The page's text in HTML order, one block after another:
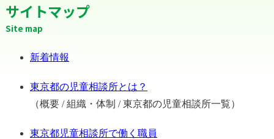
サイトマップ
Site map
新着情報
東京都の児童相談所とは？
（概要 / 組織・体制 / 東京都の児童相談所一覧）
東京都児童相談所で働く職員